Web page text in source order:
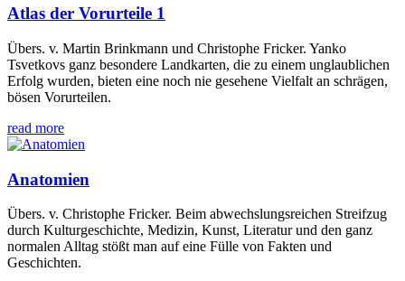
Atlas der Vorurteile 1
Übers. v. Martin Brinkmann und Christophe Fricker. Yanko
Tsvetkovs ganz besondere Landkarten, die zu einem unglaublichen
Erfolg wurden, bieten eine noch nie gesehene Vielfalt an schrägen,
bösen Vorurteilen.
read more
Anatomien
Übers. v. Christophe Fricker. Beim abwechslungsreichen Streifzug
durch Kulturgeschichte, Medizin, Kunst, Literatur und den ganz
normalen Alltag stößt man auf eine Fülle von Fakten und
Geschichten.